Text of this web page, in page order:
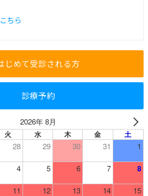
こちら
診療予約
2026年 8月
火 水 木 金 土
28 29 30 31 1
4 5 6 7 8
11 12 13 14 15